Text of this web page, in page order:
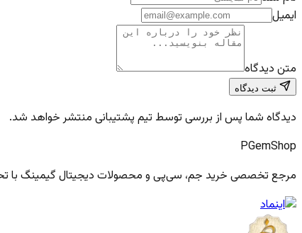
ایمیل
متن دیدگاه
ثبت دیدگاه
دیدگاه شما پس از بررسی توسط تیم پشتیبانی منتشر خواهد شد.
PGemShop
مرجع تخصصی خرید جم، سی‌پی و محصولات دیجیتال گیمینگ با